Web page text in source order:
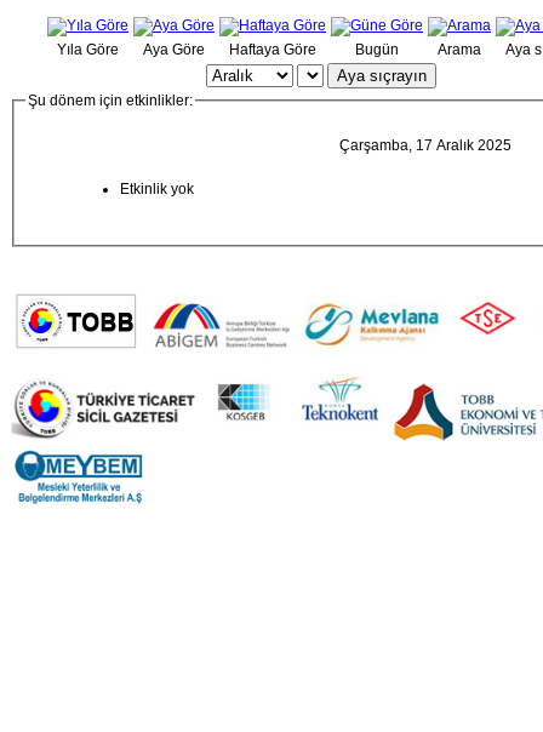
Yıla Göre Aya Göre Haftaya Göre Bugün Arama Aya
Aya sıçrayın
Şu dönem için etkinlikler:
Çarşamba, 17 Aralık 2025
Etkinlik yok